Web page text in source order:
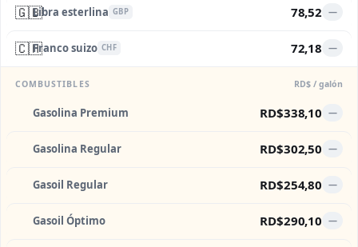
🇬🇧Libra esterlina GBP 78,52 —
🇨🇭Franco suizo CHF 72,18 —
COMBUSTIBLES RD$ / galón
Gasolina Premium RD$338,10 —
Gasolina Regular RD$302,50 —
Gasoil Regular RD$254,80 —
Gasoil Óptimo RD$290,10 —